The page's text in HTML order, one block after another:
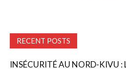
RECENT POSTS
INSÉCURITÉ AU NORD-KIVU :